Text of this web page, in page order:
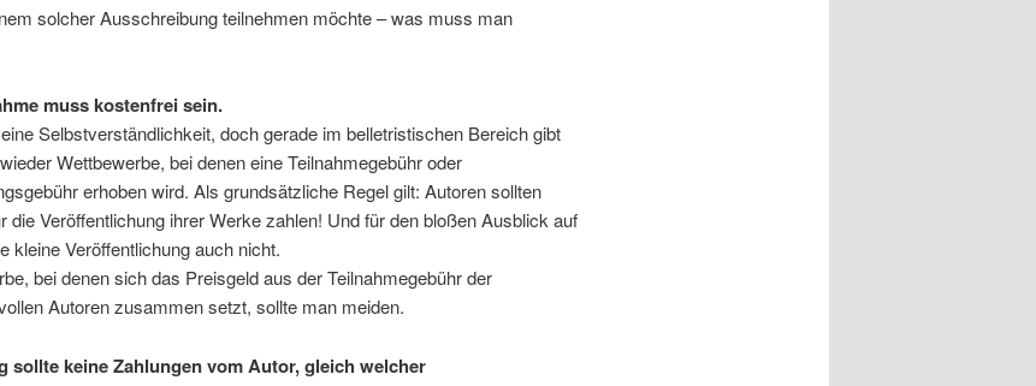
solcher Ausschreibung teilnehmen möchte – was muss man
muss kostenfrei sein.
Selbstverständlichkeit, doch gerade im belletristischen Bereich gibt
Wettbewerbe, bei denen eine Teilnahmegebühr oder
erhoben wird. Als grundsätzliche Regel gilt: Autoren sollten
die Veröffentlichung ihrer Werke zahlen! Und für den bloßen Ausblick auf
kleine Veröffentlichung auch nicht.
bei denen sich das Preisgeld aus der Teilnahmegebühr der
Autoren zusammen setzt, sollte man meiden.
sollte keine Zahlungen vom Autor, gleich welcher